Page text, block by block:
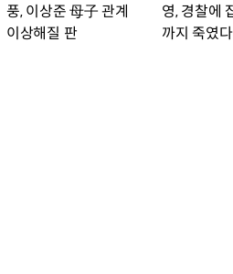
풍, 이상준 母子 관계
이상해질 판
영, 경찰에
까지 죽였